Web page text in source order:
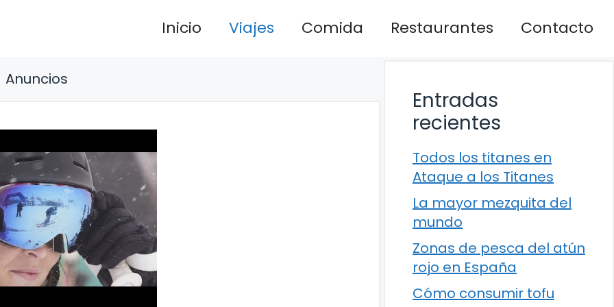
Inicio Viajes Comida Restaurantes Contacto
Anuncios
Entradas
recientes
Todos los titanes en
Ataque a los Titanes
La mayor mezquita del
mundo
Zonas de pesca del atún
rojo en España
Cómo consumir tofu